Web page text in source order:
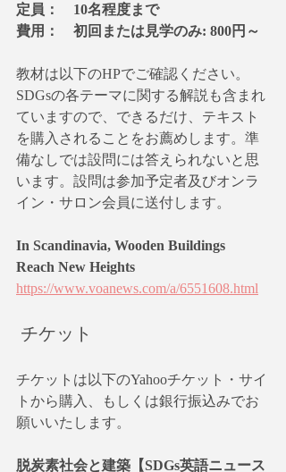
定員：　10名程度まで
費用：　初回または見学のみ: 800円～
教材は以下のHPでご確認ください。
SDGsの各テーマに関する解説も含まれ
ていますので、できるだけ、テキスト
を購入されることをお薦めします。準
備なしでは設問には答えられないと思
います。設問は参加予定者及びオンラ
イン・サロン会員に送付します。
In Scandinavia, Wooden Buildings
Reach New Heights
https://www.voanews.com/a/6551608.html
チケット
チケットは以下のYahooチケット・サイ
トから購入、もしくは銀行振込みでお
願いいたします。
脱炭素社会と建築【SDGs英語ニュース